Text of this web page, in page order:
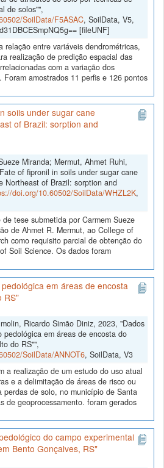
de solos"",
SoilData/F5ASAC, SoilData, V5,
[fileUNF]
relação entre variáveis dendrométricas,
realização de predição espacial das
com a variação dos
amostrados 11 perfis e 126 pontos
soils under sugar cane
of Brazil: sorption and
Miranda; Mermut, Ahmet Ruhi,
of fipronil in soils under sugar cane
Northeast of Brazil: sorption and
doi.org/10.60502/SoilData/WHZL2K,
tese submetida por Carmem Sueze
de Ahmet R. Mermut, ao College of
como requisito parcial de obtenção do
Soil Science. Os dados foram
em áreas de encosta
RS"
Ricardo Simão Diniz, 2023, "Dados
pedológica em áreas de encosta do
do RS"",
SoilData/ANNOT6, SoilData, V3
a realização de um estudo do uso atual
e a delimitação de áreas de risco ou
perdas de solo, no município de Santa
de geoprocessamento. foram gerados
do campo experimental
Bento Gonçalves, RS"